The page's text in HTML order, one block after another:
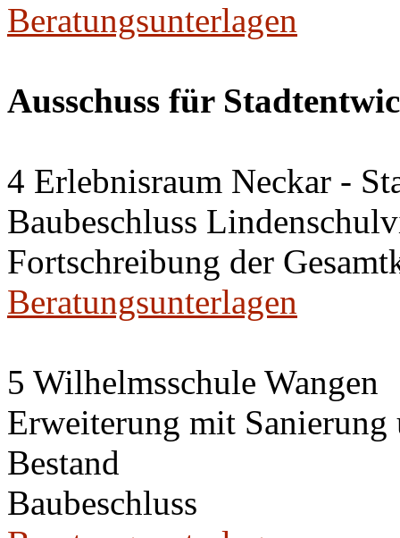
Beratungsunterlagen
Ausschuss für
4 Erlebnisraum Neckar -
Baubeschluss
Fortschreibung der
Beratungsunterlagen
5 Wilhelmsschule Wangen
Erweiterung mit
Bestand
Baubeschluss